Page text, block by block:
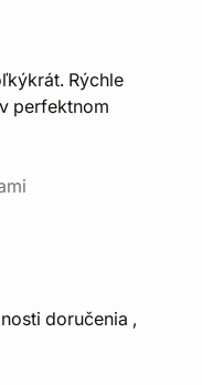
Rýchle
perfektnom
doručenia ,